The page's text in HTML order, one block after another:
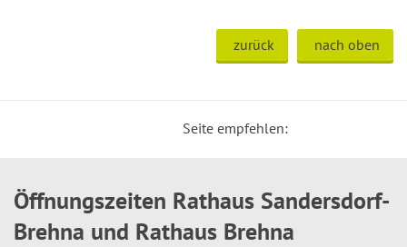
zurück nach oben
Seite empfehlen:
Öffnungszeiten Rathaus Sandersdorf-
Brehna und Rathaus Brehna